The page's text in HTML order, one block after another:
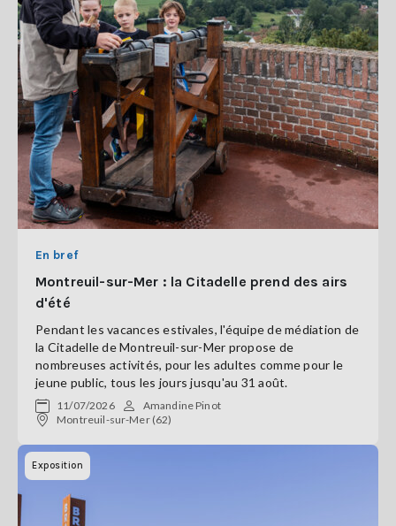
En bref
Montreuil-sur-Mer : la Citadelle prend des airs
d'été
Pendant les vacances estivales, l'équipe de médiation de
la Citadelle de Montreuil-sur-Mer propose de
nombreuses activités, pour les adultes comme pour le
jeune public, tous les jours jusqu'au 31 août.
11/07/2026
Amandine Pinot
Montreuil-sur-Mer (62)
Exposition